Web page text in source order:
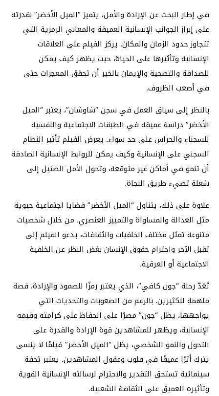
في إطار البحث عن الإرادة والأمل، يتميز “الميل الأخضر” بقدرته
على إبراز الجوانب الإنسانية العميقة والمعاني الرمزية التي
تتجاوز حدود الزمان والمكان. يركز الفيلم على العلاقات
الإنسانية وتأثيرها على الحياة، حيث يظهر كيف يمكن
للصداقة والتضحية والإيمان بالخير أن تحقق المعجزات حتى
في أصعب الظروف.
بالنظر إلى سياق العمل في سجن “شاوشان”، يعتبر “الميل
الأخضر” دراسة عميقة في الطبقات الاجتماعية والنفسية
للسجناء والحراس على حد سواء. يعرض الفيلم تأثير النظام
السجني على الإنسانية وكيف يمكن للروابط الإنسانية الصادقة
أن تنمو في أماكن غير متوقعة، وتحول الأمل الضئيل إلى
شعلة تضيء طريق النجاة.
علاوة على ذلك، يتناول “الميل الأخضر” قضايا اجتماعية حيوية
مثل العدالة والمساواة والتمييز العنصري. من خلال شخصيات
متنوعة تمثل مختلف الخلفيات والثقافات، يدعو الفيلم إلى
تقبل الآخر واحترام حقوق الإنسان بغض النظر عن الخلفية
الاجتماعية أو العرقية.
تُعَدّ رحلة “جون كافي”، الذي يعتبر رمزًا للصمود والإرادة، قصة
ملهمة للكثيرين. بالرغم من الصعوبات والتحديات التي
يواجهها، يظل “جون” مصرًا على الحفاظ على كرامته وقيمه
الإنسانية، ويظهر للمشاهدين قوة الإرادة والقدرة على
التحول والنمو الشخصي، يظل “الميل الأخضر” فيلمًا لا ينسى
يترك أثرًا عميقًا في قلوب وعقول المشاهدين. يعتبر تحفة
سينمائية تستحق التقدير والاحترام لرسالته الإنسانية القوية
وتأثيره العميق على الثقافة الشعبية.